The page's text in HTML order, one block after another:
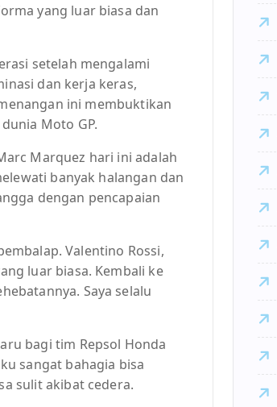
yang luar biasa dan
setelah mengalami
dan kerja keras,
ini membuktikan
Moto GP.
Marquez hari ini adalah
banyak halangan dan
dengan pencapaian
Valentino Rossi,
luar biasa. Kembali ke
Saya selalu
bagi tim Repsol Honda
sangat bahagia bisa
sulit akibat cedera.